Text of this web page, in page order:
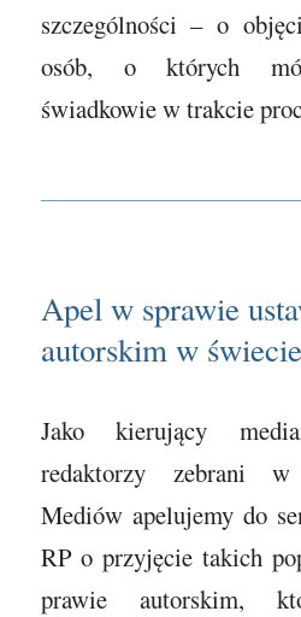
szczególności – o
osób, o których
świadkowie w trakcie
Apel w sprawie
autorskim w
Jako kierujący
redaktorzy zebrani
Mediów apelujemy do
RP o przyjęcie takich
prawie autorskim,